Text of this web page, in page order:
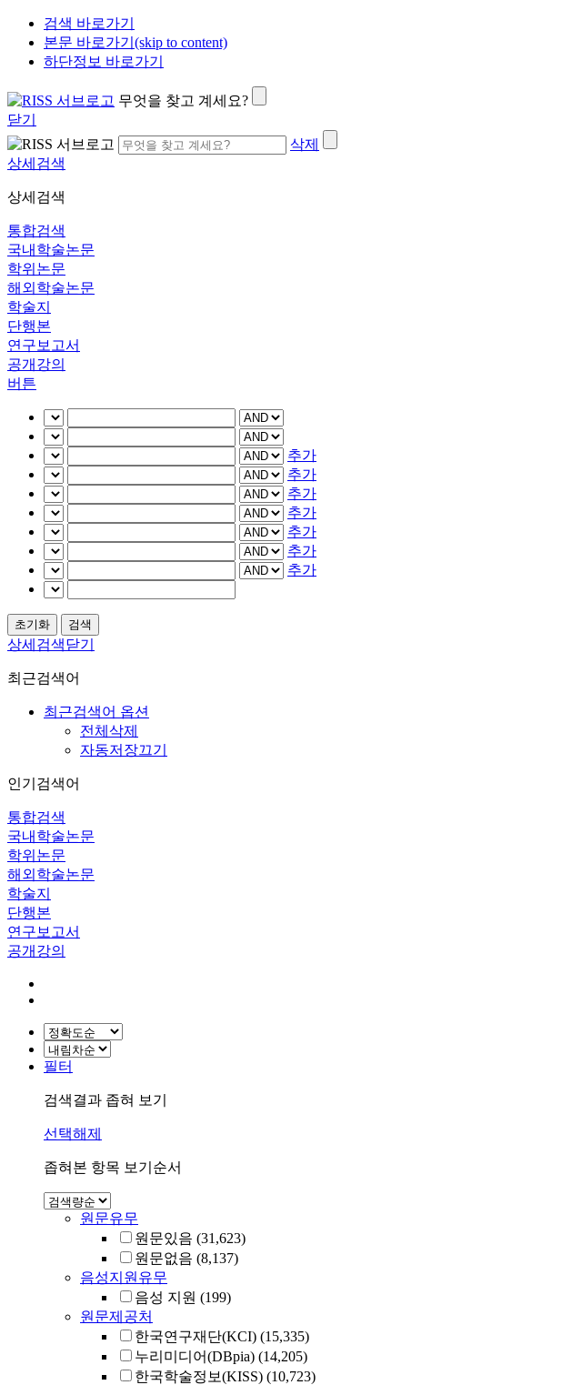
검색 바로가기
본문 바로가기(skip to content)
하단정보 바로가기
무엇을 찾고 계세요?
닫기
삭제
상세검색
상세검색
통합검색
국내학술논문
학위논문
해외학술논문
학술지
단행본
연구보고서
공개강의
버튼
추가
추가
추가
추가
추가
추가
추가
상세검색닫기
최근검색어
최근검색어 옵션
전체삭제
자동저장끄기
인기검색어
통합검색
국내학술논문
학위논문
해외학술논문
학술지
단행본
연구보고서
공개강의
필터
검색결과 좁혀 보기
선택해제
좁혀본 항목 보기순서
원문유무
원문있음 (31,623)
원문없음 (8,137)
음성지원유무
음성 지원 (199)
원문제공처
한국연구재단(KCI) (15,335)
누리미디어(DBpia) (14,205)
한국학술정보(KISS) (10,723)